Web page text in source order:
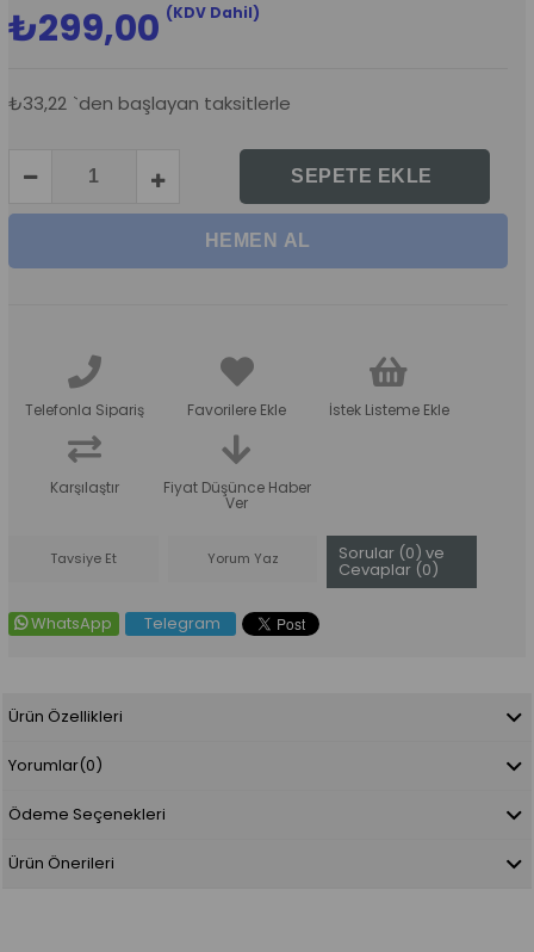
₺299,00 (KDV Dahil)
₺33,22 `den başlayan taksitlerle
Telefonla Sipariş Favorilere Ekle İstek Listeme Ekle
Karşılaştır Fiyat Düşünce Haber
Ver
Tavsiye Et Yorum Yaz Sorular (0) ve
Cevaplar (0)
WhatsApp Telegram
Ürün Özellikleri
Yorumlar(0)
Ödeme Seçenekleri
Ürün Önerileri